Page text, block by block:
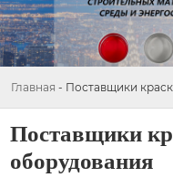
Главная - Поставщики
Поставщики
оборудования